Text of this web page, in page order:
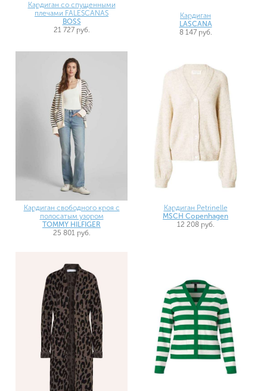
Кардиган со спущенными
плечами FALESCANAS
BOSS
21 727 руб.
Кардиган
LASCANA
8 147 руб.
Кардиган свободного кроя с
полосатым узором
TOMMY HILFIGER
25 801 руб.
Кардиган Petrinelle
MSCH Copenhagen
12 208 руб.